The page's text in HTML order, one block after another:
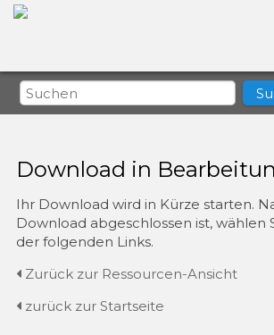
Download in
Ihr Download wird in Kürze starten.
Download abgeschlossen ist, wählen
der folgenden Links.
Zurück zur Ressourcen-Ansicht
zurück zur Startseite